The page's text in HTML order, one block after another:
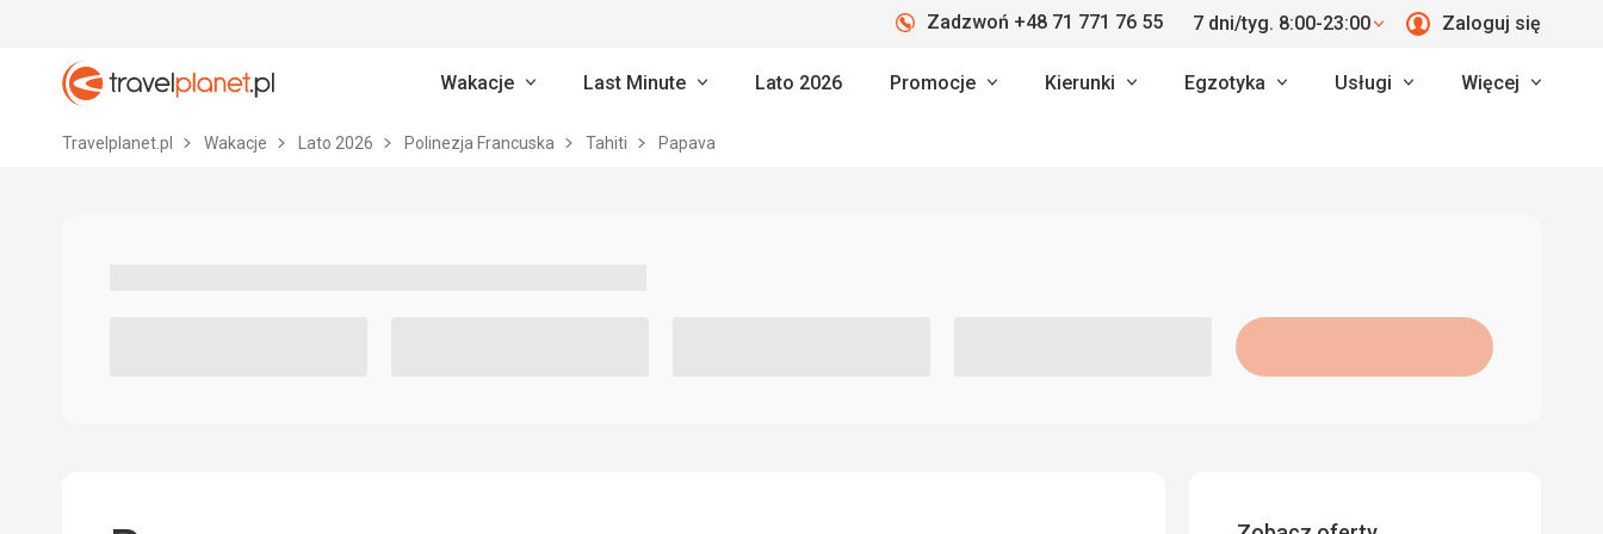
Travelplanet.pl
Zadzwoń +48 71 771 76 55 7 dni/tyg. 8:00-23:00 Zaloguj się
Wakacje Last Minute Lato 2026 Promocje Kierunki Egzotyka Usługi Więcej
Travelplanet.pl Wakacje Lato 2026 Polinezja Francuska Tahiti Papava